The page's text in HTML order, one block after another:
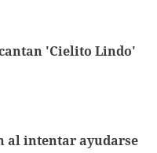
'Cielito Lindo'
al intentar ayudarse